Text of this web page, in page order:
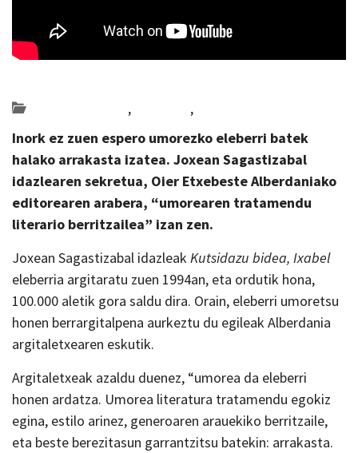
, ,
Inork ez zuen espero umorezko eleberri batek
halako arrakasta izatea. Joxean Sagastizabal
idazlearen sekretua, Oier Etxebeste Alberdaniako
editorearen arabera, “umorearen tratamendu
literario berritzailea” izan zen.
Joxean Sagastizabal idazleak Kutsidazu bidea, Ixabel
eleberria argitaratu zuen 1994an, eta ordutik hona,
100.000 aletik gora saldu dira. Orain, eleberri umoretsu
honen berrargitalpena aurkeztu du egileak Alberdania
argitaletxearen eskutik.
Argitaletxeak azaldu duenez, “umorea da eleberri
honen ardatza. Umorea literatura tratamendu egokiz
egina, estilo arinez, generoaren arauekiko berritzaile,
eta beste berezitasun garrantzitsu batekin: arrakasta.